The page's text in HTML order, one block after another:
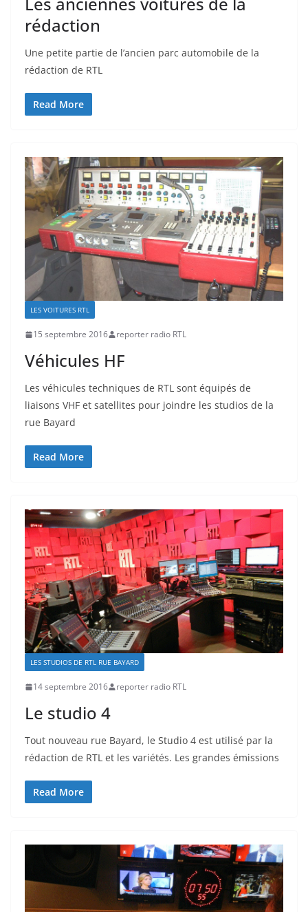
rédaction
Une petite partie de l’ancien parc automobile de la
rédaction de RTL
Read More
LES VOITURES RTL
15 septembre 2016 reporter radio RTL
Véhicules HF
Les véhicules techniques de RTL sont équipés de
liaisons VHF et satellites pour joindre les studios de la
rue Bayard
Read More
LES STUDIOS DE RTL RUE BAYARD
14 septembre 2016 reporter radio RTL
Le studio 4
Tout nouveau rue Bayard, le Studio 4 est utilisé par la
rédaction de RTL et les variétés. Les grandes émissions
Read More